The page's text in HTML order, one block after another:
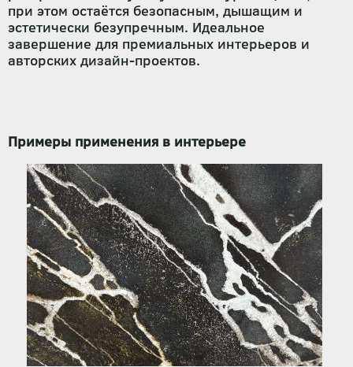
при этом остаётся безопасным, дышащим и
эстетически безупречным. Идеальное
завершение для премиальных интерьеров и
авторских дизайн-проектов.
Примеры применения в интерьере